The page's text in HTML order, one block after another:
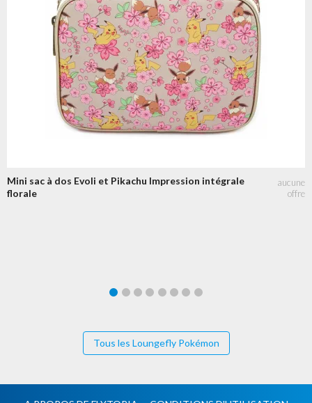
Mini sac à dos Evoli et Pikachu Impression intégrale
florale
Tous les Loungefly Pokémon